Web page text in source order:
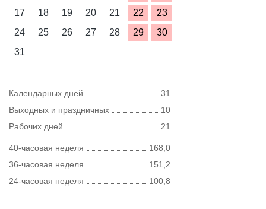
17
18 19 20 21 22
23
24
25 26 27 28 29
30
31
Календарных дней
31
Выходных и праздничных
10
Рабочих дней
21
40-часовая неделя
168,0
36-часовая неделя
151,2
24-часовая неделя
100,8